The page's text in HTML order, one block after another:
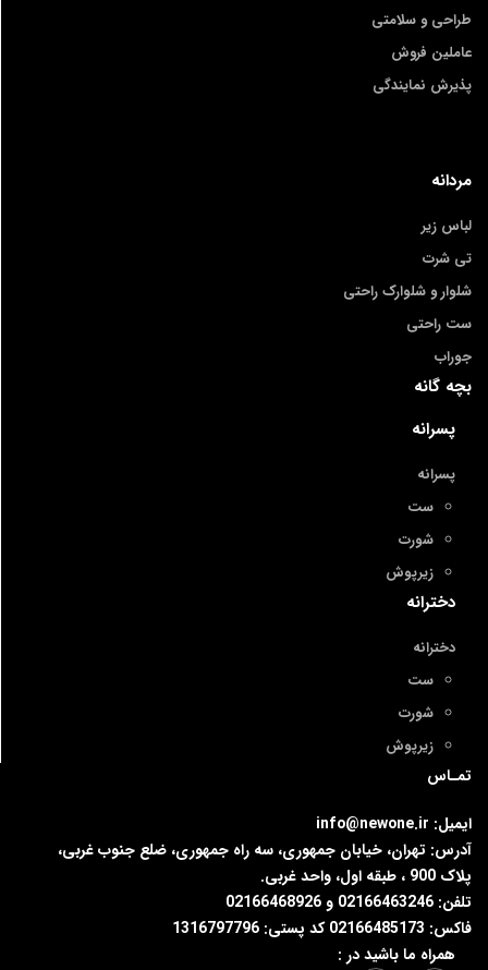
طراحی و سلامتی
عاملین فروش
پذیرش نمایندگی
مردانه
لباس زیر
تی شرت
شلوار و شلوارک راحتی
ست راحتی
جوراب
بچه گانه
پسرانه
پسرانه
ست
شورت
زیرپوش
دخترانه
دخترانه
ست
شورت
زیرپوش
تمـاس
ایمیل: info@newone.ir
آدرس: تهران، خیابان جمهوری، سه راه جمهوری، ضلع جنوب غربی،
پلاک 900 ، طبقه اول، واحد غربی.
تلفن: 02166463246 و 02166468926
فاکس: 02166485173 کد پستی: 1316797796
همراه ما باشید در :